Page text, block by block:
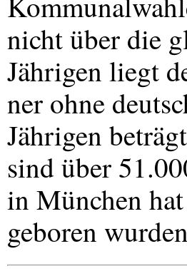
nicht über die
Jährigen liegt
ner ohne
Jährigen
sind über
in München
geboren